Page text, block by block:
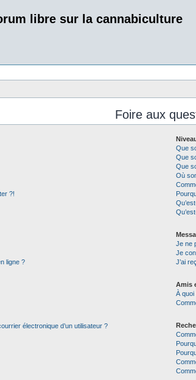
libre sur la cannabiculture
Foire aux
?!
ligne ?
électronique d’un utilisateur ?
Que
Que
Que
Où
Je ne
Je
J’ai
Amis
À quoi